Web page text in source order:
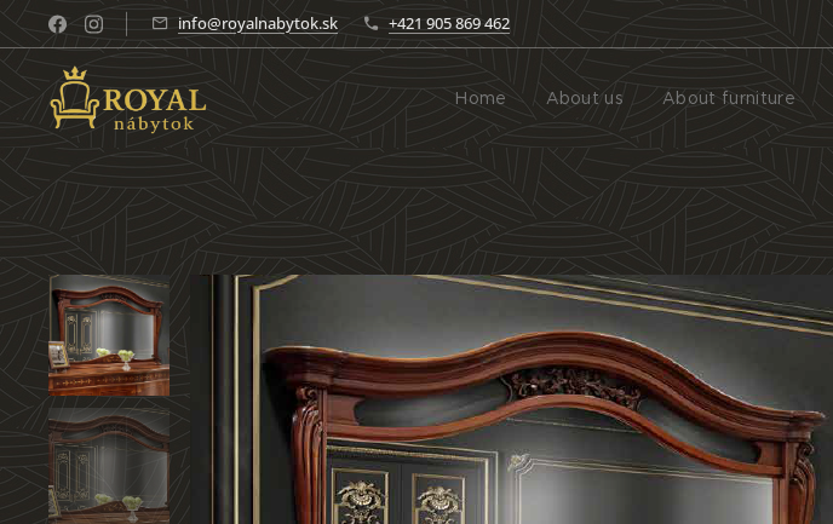
info@royalnabytok.sk +421 905 869 462
Home About us About furniture